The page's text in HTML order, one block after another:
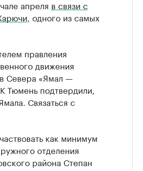
апреля в связи с
, одного из самых
правления
движения
Севера «Ямал —
Тюмень подтвердили,
Связаться с
как минимум
отделения
района Степан